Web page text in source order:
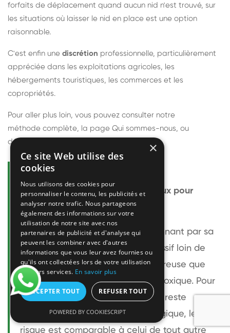
forfaits de déplacement quand aucun nid n'est trouvé, sur
les situations où laisser le nid en place est une option
raisonnable.
C'est enfin une discrétion professionnelle, particulièrement
appréciée dans les exploitations agricoles, les
hébergements touristiques, les commerces et les
copropriétés.
Pour aller plus loin, vous pouvez consulter notre
méthode complète, la page Qui sommes-nous, ou
découvrir
Questions fréquentes
Le frelon européen est-il dangereux pour
l'homme ?
Le frelon européen est impressionnant par sa
taille mais relativement peu agressif loin de
son nid. Sa piqûre est plus douloureuse que
celle d'une guêpe sans être plus toxique. Pour
une personne non allergique, elle reste
bénigne. Pour une personne allergique, le
risque est comparable à celui de tout autre
×
Ce site Web utilise des
cookies
Nous utilisons des cookies pour
personnaliser le contenu, les publicités et
analyser notre trafic. Nous partageons
également des informations sur votre
utilisation de notre site avec nos
partenaires de publicité et d'analyse qui
peuvent les combiner avec d'autres
informations que vous leur avez fournies ou
qu'ils ont collectées lors de votre utilisation
de leurs services. En savoir plus
ACCEPTER TOUT REFUSER TOUT
POWERED BY COOKIESCRIPT